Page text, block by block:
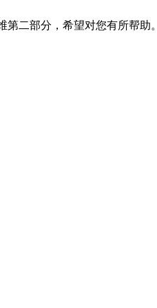
二部分，希望对您有所帮助。